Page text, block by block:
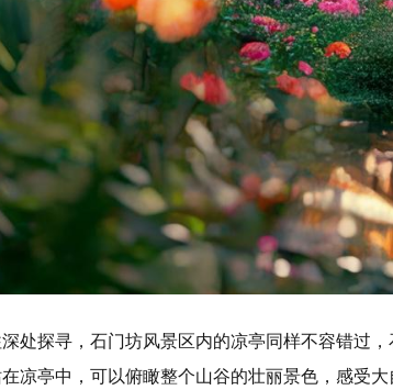
处探寻，石门坊风景区内的凉亭同样不容错过
凉亭中，可以俯瞰整个山谷的壮丽景色，感受